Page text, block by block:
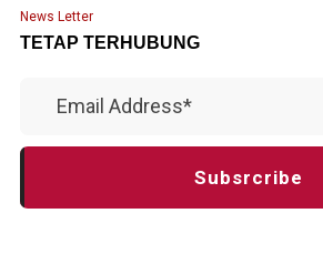
News Letter
TETAP TERHUBUNG
Subsrcribe